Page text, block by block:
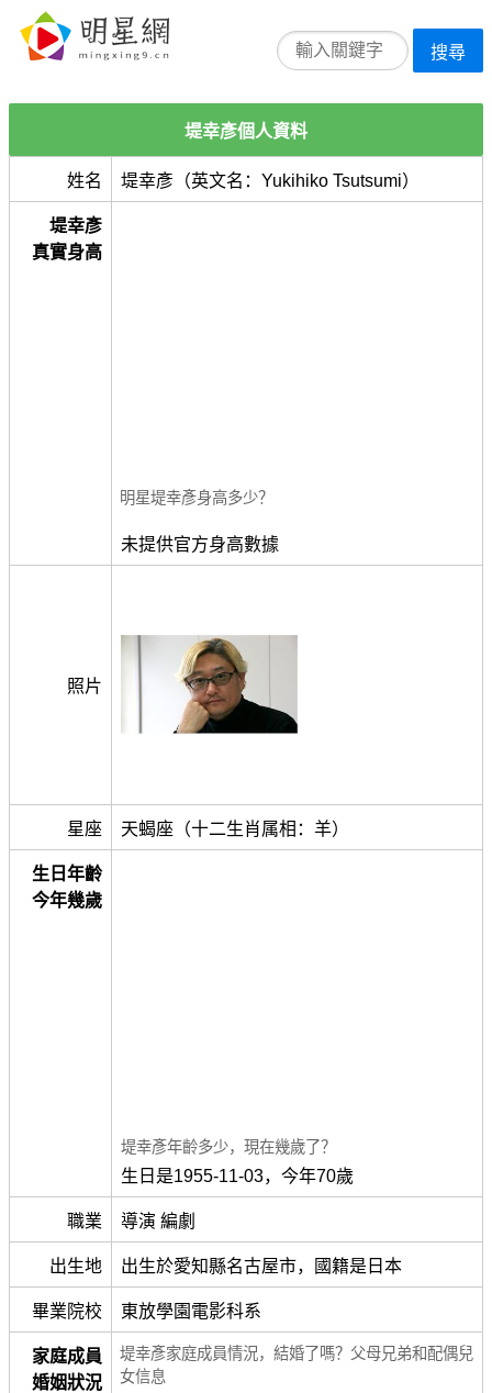
搜尋
堤幸彥個人資料
姓名 堤幸彥（英文名：Yukihiko Tsutsumi）
堤幸彥
真實身高
明星堤幸彥身高多少？
未提供官方身高數據
照片
星座 天蝎座（十二生肖属相：羊）
生日年齡
今年幾歲
堤幸彥年齡多少，現在幾歲了？
生日是1955-11-03，今年70歲
職業 導演 編劇
出生地 出生於愛知縣名古屋市，國籍是日本
畢業院校 東放學園電影科系
家庭成員
婚姻狀況
堤幸彥家庭成員情況，結婚了嗎？父母兄弟和配偶兒
女信息